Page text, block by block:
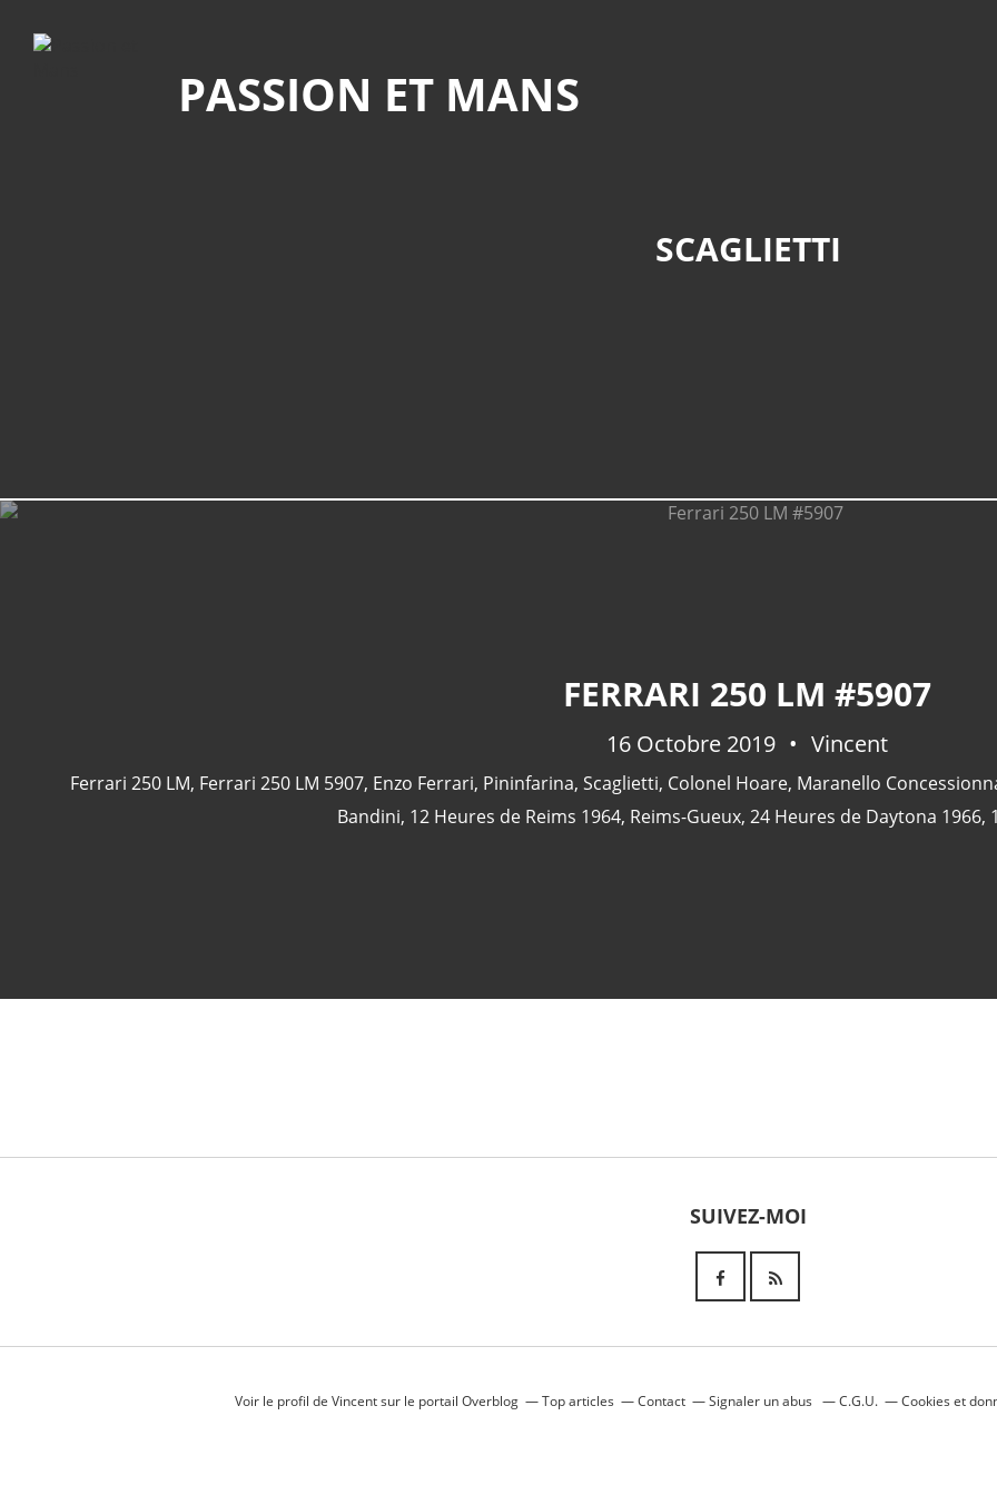
PASSION ET MANS
SCAGLIETTI
FERRARI 250 LM #5907
16 Octobre 2019 Vincent
Ferrari 250 LM, Ferrari 250 LM 5907, Enzo Ferrari, Pininfarina, Scaglietti, Colonel Hoare, Maranello
Bandini, 12 Heures de Reims 1964, Reims-Gueux, 24 Heures de Daytona 1966,
SUIVEZ-MOI
Voir le profil de Vincentsur le portail Overblog Top articles Contact Signaler un abus C.G.U. Cookies et